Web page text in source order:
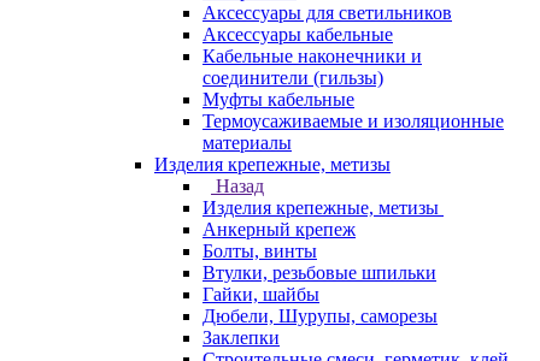
Аксессуары для светильников
Аксессуары кабельные
Кабельные наконечники и
соединители (гильзы)
Муфты кабельные
Термоусаживаемые и изоляционные
материалы
Изделия крепежные, метизы
Назад
Изделия крепежные, метизы
Анкерный крепеж
Болты, винты
Втулки, резьбовые шпильки
Гайки, шайбы
Дюбели, Шурупы, саморезы
Заклепки